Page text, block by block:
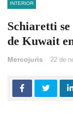
INTERIOR
Schiaretti
de Kuwait
Mercojuris 22 de